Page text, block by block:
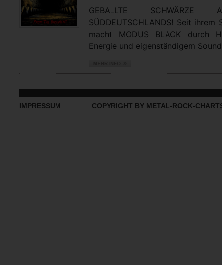
GEBALLTE
SÜDDEUTSCHLANDS! Seit
macht MODUS BLACK durch
Energie und eigenständigem
IMPRESSUM COPYRIGHT BY METAL-ROCK-